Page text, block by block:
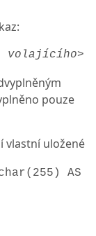
volajícího>
pouze
vlastní uložené
AS